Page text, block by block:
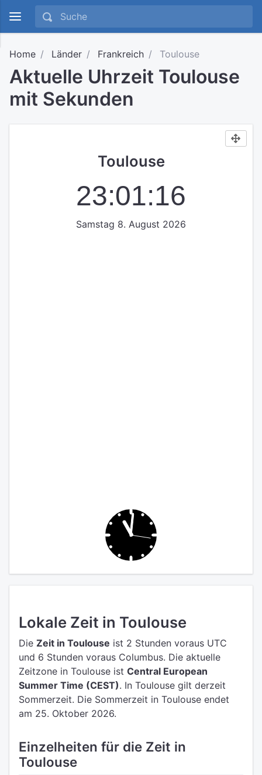
Home Länder Frankreich Toulouse
Aktuelle Uhrzeit Toulouse
mit Sekunden
Toulouse
23:01:16
Samstag 8. August 2026
Lokale Zeit in Toulouse
Die Zeit in Toulouse ist 2 Stunden voraus UTC
und 6 Stunden voraus Columbus. Die aktuelle
Zeitzone in Toulouse ist Central European
Summer Time (CEST). In Toulouse gilt derzeit
Sommerzeit. Die Sommerzeit in Toulouse endet
am 25. Oktober 2026.
Einzelheiten für die Zeit in
Toulouse